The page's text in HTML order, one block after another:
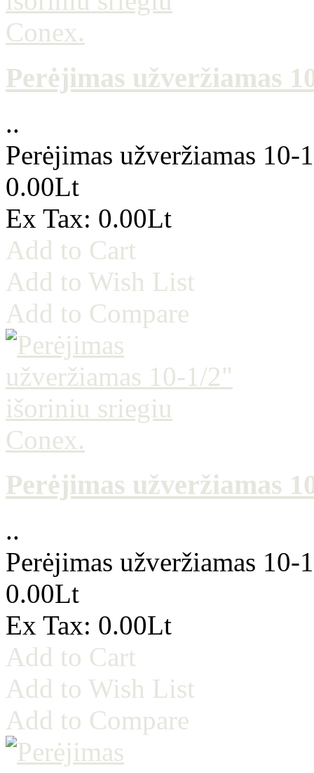
Perėjimas užveržiamas
..
Perėjimas užveržiamas
0.00Lt
Ex Tax: 0.00Lt
Add to Cart
Add to Wish List
Add to Compare
Perėjimas užveržiamas
..
Perėjimas užveržiamas
0.00Lt
Ex Tax: 0.00Lt
Add to Cart
Add to Wish List
Add to Compare